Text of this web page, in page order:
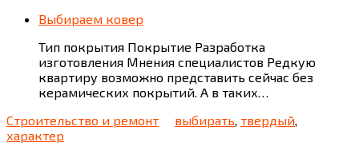
Выбираем ковер
Тип покрытия Покрытие Разработка
изготовления Мнения специалистов Редкую
квартиру возможно представить сейчас без
керамических покрытий. А в таких…
Строительство и ремонт
выбирать, твердый,
характер